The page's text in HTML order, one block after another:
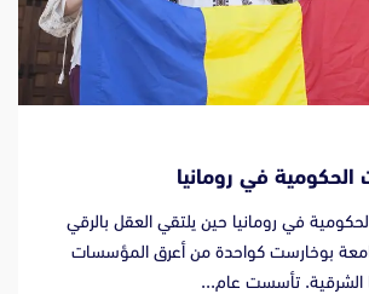
في رومانيا
في رومانيا حين يلتقي العقل بالرقي
بوخارست كواحدة من أعرق المؤسسات
الشرقية. تأسست عام...